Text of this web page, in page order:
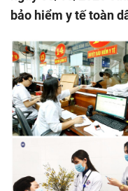
bảo hiểm y tế toàn